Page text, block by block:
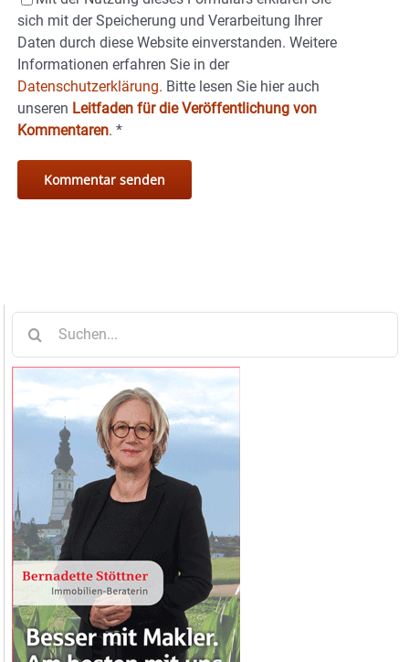
sich mit der Speicherung und Verarbeitung Ihrer
Daten durch diese Website einverstanden. Weitere
Informationen erfahren Sie in der
Datenschutzerklärung. Bitte lesen Sie hier auch
unseren Leitfaden für die Veröffentlichung von
Kommentaren. *
nach: